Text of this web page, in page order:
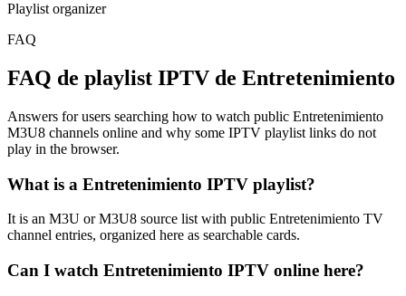
Playlist organizer
FAQ
FAQ de playlist IPTV de Entretenimiento
Answers for users searching how to watch public Entretenimiento
M3U8 channels online and why some IPTV playlist links do not
play in the browser.
What is a Entretenimiento IPTV playlist?
It is an M3U or M3U8 source list with public Entretenimiento TV
channel entries, organized here as searchable cards.
Can I watch Entretenimiento IPTV online here?